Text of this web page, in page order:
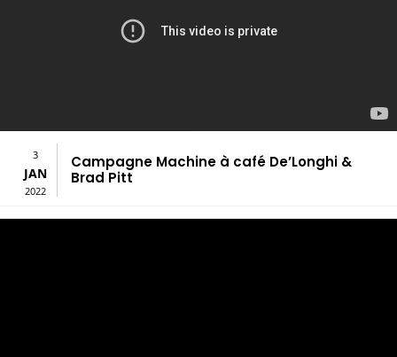
3
JAN
2022
Campagne Machine à café De’Longhi &
Brad Pitt